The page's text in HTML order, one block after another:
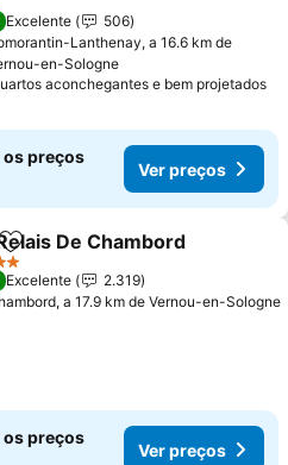
Excelente
506
Lanthenay, a 16.6 km de
en-Sologne
aconchegantes e bem projetados
os preços
Ver preços
Adicionar aos favoritos
De Chambord
Excelente
2.319
a 17.9 km de Vernou-en-Sologne
os preços
Ver preços